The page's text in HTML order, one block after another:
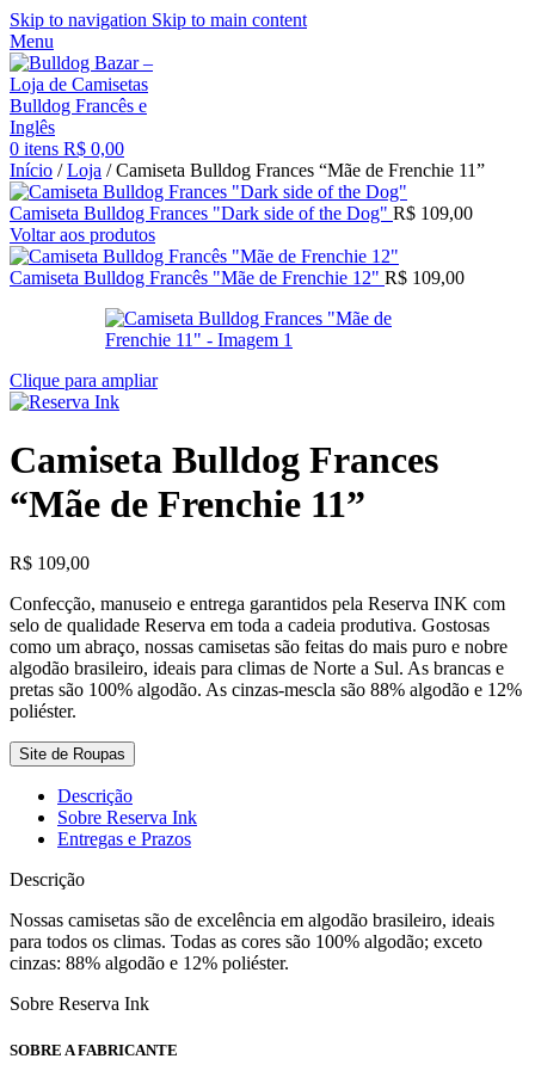
Skip to navigation Skip to main content
Menu
0 itens R$ 0,00
Início /Loja /Camiseta Bulldog Frances “Mãe de Frenchie 11”
Camiseta Bulldog Frances "Dark side of the Dog" R$ 109,00
Voltar aos produtos
Camiseta Bulldog Francês "Mãe de Frenchie 12" R$ 109,00
Clique para ampliar
Camiseta Bulldog Frances
“Mãe de Frenchie 11”
R$ 109,00
Confecção, manuseio e entrega garantidos pela Reserva INK com
selo de qualidade Reserva em toda a cadeia produtiva. Gostosas
como um abraço, nossas camisetas são feitas do mais puro e nobre
algodão brasileiro, ideais para climas de Norte a Sul. As brancas e
pretas são ‍100% algodão. As cinzas-mescla são 88% algodão e 12%
poliéster.
Site de Roupas
Descrição
Sobre Reserva Ink
Entregas e Prazos
Descrição
Nossas camisetas são de excelência em algodão brasileiro, ideais
para todos os climas. Todas as cores são 100% algodão; exceto
cinzas: 88% algodão e 12% poliéster.
Sobre Reserva Ink
SOBRE A FABRICANTE